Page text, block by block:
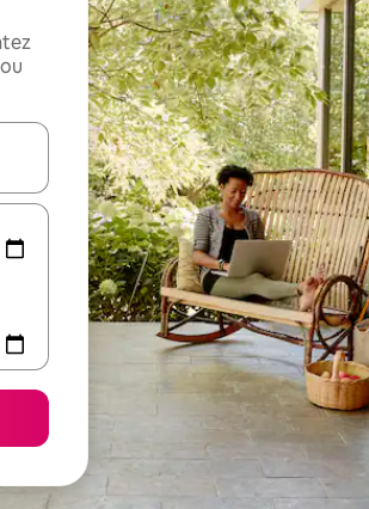
vers le haut et vers le bas pour les